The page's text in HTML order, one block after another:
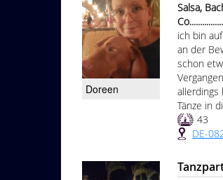
Doreen
Salsa,
ich bin
an der
schon
allerdings
Tänze in
43
DE-